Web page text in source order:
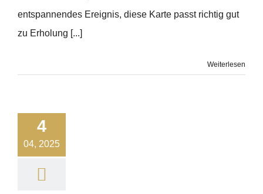
entspannendes Ereignis, diese Karte passt richtig gut
zu Erholung [...]
Weiterlesen
4
04, 2025